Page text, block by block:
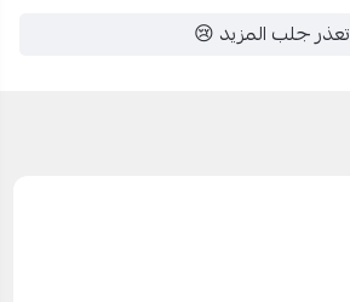
تعذر جلب المزيد 😢